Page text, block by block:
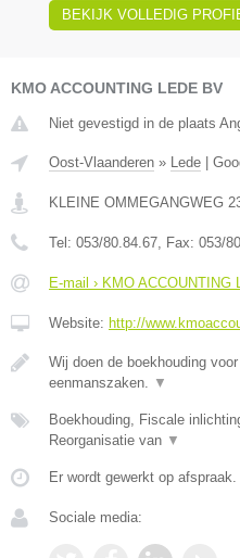
BEKIJK VOLLEDIG
KMO ACCOUNTING LEDE BV
Niet gevestigd in de plaats
Oost-Vlaanderen » Lede
KLEINE OMMEGANGWEG
Tel: 053/80.84.67 , Fax: 053/
E-mail › KMO ACCOUNTING
Website: http://
Wij doen de boekhouding
eenmanszaken.
▼
Boekhouding, Fiscale
Reorganisatie van ▼
Er wordt gewerkt op afspraak.
Sociale media: